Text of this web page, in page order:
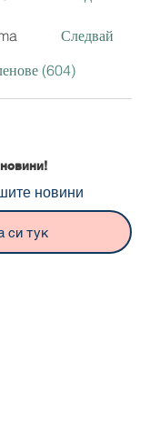
Следвай
(604)
новини